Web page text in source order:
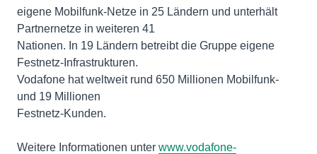
eigene Mobilfunk-Netze in 25 Ländern und unterhält
Partnernetze in weiteren 41
Nationen. In 19 Ländern betreibt die Gruppe eigene
Festnetz-Infrastrukturen.
Vodafone hat weltweit rund 650 Millionen Mobilfunk-
und 19 Millionen
Festnetz-Kunden.
Weitere Informationen unter www.vodafone-